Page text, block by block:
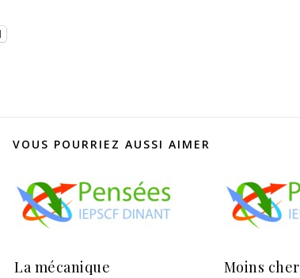
VOUS POURRIEZ AUSSI AIMER
La mécanique Moins cher